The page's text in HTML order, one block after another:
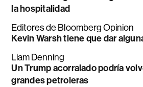
la hospitalidad
Editores de Bloomberg Opinion
Kevin Warsh tiene que dar
Liam Denning
Un Trump acorralado podría
grandes petroleras